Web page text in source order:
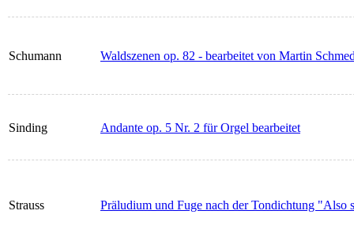
Schumann Waldszenen op. 82 - bearbeitet von Martin
Sinding Andante op. 5 Nr. 2 für Orgel bearbeitet
Strauss Präludium und Fuge nach der Tondichtung "Also